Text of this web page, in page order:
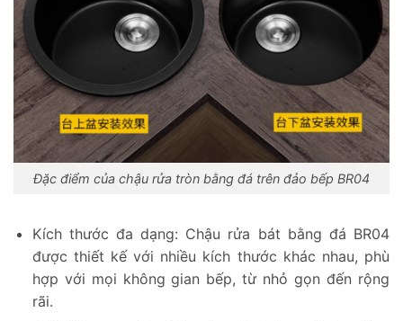
Đặc điểm của chậu rửa tròn bằng đá trên đảo bếp BR04
Kích thước đa dạng: Chậu rửa bát bằng đá BR04
được thiết kế với nhiều kích thước khác nhau, phù
hợp với mọi không gian bếp, từ nhỏ gọn đến rộng
rãi.